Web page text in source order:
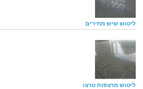
ליטוש שיש מחירים
ליטוש מרצפות טרצו